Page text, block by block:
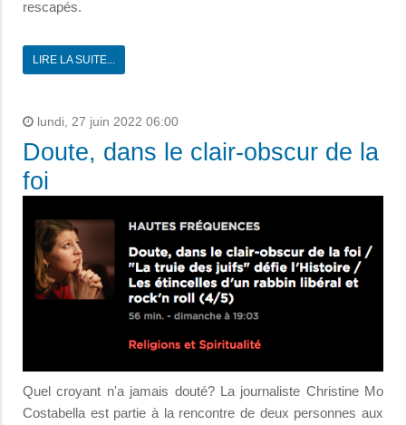
rescapés.
LIRE LA SUITE...
lundi, 27 juin 2022 06:00
Doute, dans le clair-obscur de la
foi
Quel croyant nʹa jamais douté? La journaliste Christine Mo
Costabella est partie à la rencontre de deux personnes aux